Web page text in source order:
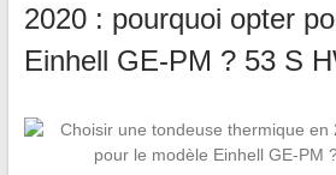
2020 : pourquoi opter
Einhell GE-PM ? 53 S